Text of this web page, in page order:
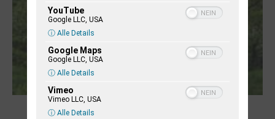
Robert Schads „Blickweit“: Linien im Land
YouTube
Google LLC, USA
ⓘ Alle Details
Google Maps
Google LLC, USA
ⓘ Alle Details
Vimeo
Vimeo LLC, USA
ⓘ Alle Details